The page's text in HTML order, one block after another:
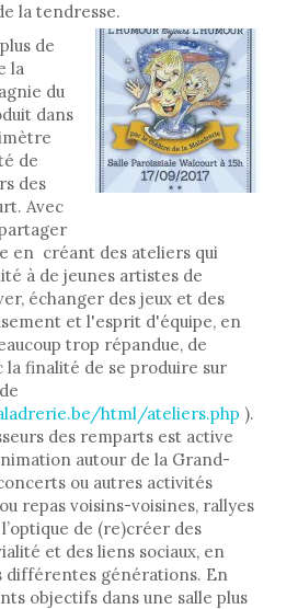
la tendresse.
de
la
du
dans
de
des
Avec
en créant des ateliers qui
à de jeunes artistes de
échanger des jeux et des
et l'esprit d'équipe, en
trop répandue, de
finalité de se produire sur
html/ateliers.php ).
des remparts est active
autour de la Grand-
ou autres activités
repas voisins-voisines, rallyes
de (re)créer des
et des liens sociaux, en
générations. En
objectifs dans une salle plus